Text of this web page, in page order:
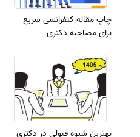
چاپ مقاله کنفرانسی سریع
برای مصاحبه دکتری
بهترین شیوه قبولی در دکتری